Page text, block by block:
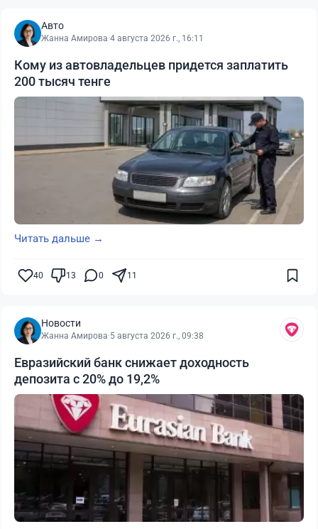
Авто
Жанна Амирова·4 августа 2026 г., 16:11
Кому из автовладельцев придется заплатить
200 тысяч тенге
Читать дальше →
40 13 0 11
Новости
Жанна Амирова·5 августа 2026 г., 09:38
Евразийский банк снижает доходность
депозита с 20% до 19,2%